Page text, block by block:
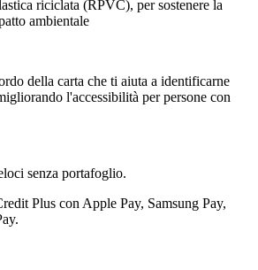
riciclata (RPVC), per sostenere la
ambientale
della carta che ti aiuta a identificarne
l'accessibilità per persone con
senza portafoglio.
Plus con Apple Pay, Samsung Pay,